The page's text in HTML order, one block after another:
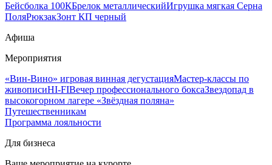
Бейсболка 100КБрелок металлическийИгрушка мягкая Серна
ПоляРюкзакЗонт КП черный
Афиша
Мероприятия
«Вин-Вино» игровая винная дегустацияМастер-классы по
живописиHI-FIВечер профессионального боксаЗвездопад в
высокогорном лагере «Звёздная поляна»
Путешественникам
Программа лояльности
Для бизнеса